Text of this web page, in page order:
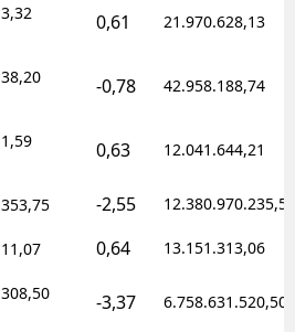
3,32 0,61 21.970.628,13
38,20 -0,78 42.958.188,74
1,59 0,63 12.041.644,21
353,75 -2,55 12.380.970.235,50
11,07 0,64 13.151.313,06
308,50 -3,37 6.758.631.520,50